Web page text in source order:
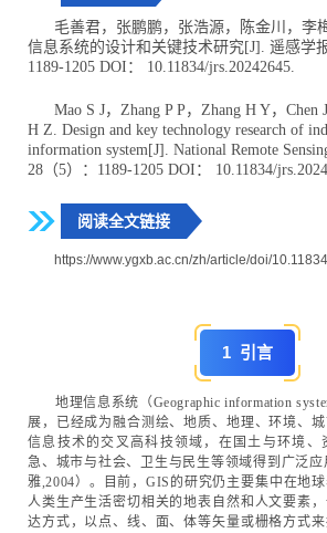
毛善君，张鹏鹏，张浩源，陈金川，李
信息系统的设计和关键技术研究[J]. 遥感学报
1189-1205 DOI： 10.11834/jrs.20242645.
Mao S J，Zhang P P，Zhang H Y，Chen
H Z. Design and key technology research of
information system[J]. National Remote
28（5）：1189-1205 DOI： 10.11834/
阅读全文链接
https://www.ygxb.ac.cn/zh/article/doi/
1 引言
地理信息系统（Geographic information
展，已经成为融合测绘、地质、地理、环境、
信息技术的交叉高科技领域，在国土与环境、
急、城市与社会、卫生与民生等领域得到广泛
雅,2004）。目前，GIS的研究仍主要集中在地
人类生产生活密切相关的地表自然和人文要素
达方式，以点、线、面、体等矢量或栅格方式